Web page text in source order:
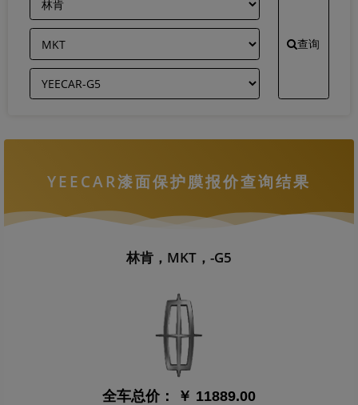
查询
YEECAR漆面保护膜报价查询结果
林肯，MKT，-G5
全车总价： ￥ 11889.00